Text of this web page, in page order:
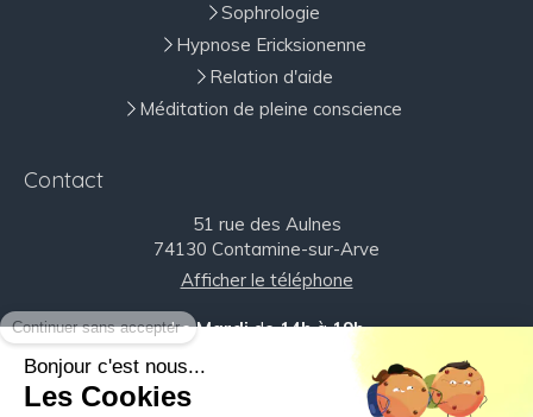
Sophrologie
Hypnose Ericksionenne
Relation d'aide
Méditation de pleine conscience
Contact
51 rue des Aulnes
74130 Contamine-sur-Arve
Afficher le téléphone
LeMardide14hà19h
Le
19h
LeVendredi 15h